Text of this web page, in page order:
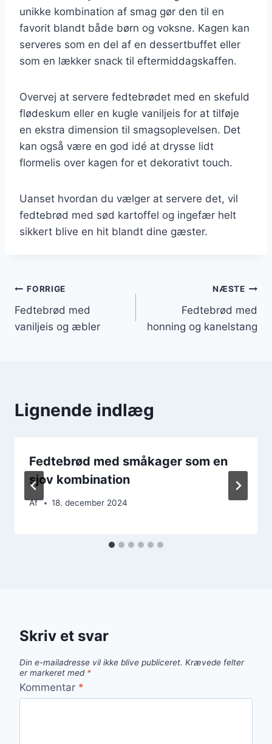
unikke kombination af smag gør den til en
favorit blandt både børn og voksne. Kagen kan
serveres som en del af en dessertbuffet eller
som en lækker snack til eftermiddagskaffen.
Overvej at servere fedtebrødet med en skefuld
flødeskum eller en kugle vaniljeis for at tilføje
en ekstra dimension til smagsoplevelsen. Det
kan også være en god idé at drysse lidt
flormelis over kagen for et dekorativt touch.
Uanset hvordan du vælger at servere det, vil
fedtebrød med sød kartoffel og ingefær helt
sikkert blive en hit blandt dine gæster.
Indlægsnavigation
FORRIGE
Fedtebrød med
vaniljeis og æbler
NÆSTE
Fedtebrød med
honning og kanelstang
Lignende indlæg
Fedtebrød med småkager som en
sjov kombination
Af 18. december 2024
Skriv et svar
Din e-mailadresse vil ikke blive publiceret. Krævede felter
er markeret med *
Kommentar *